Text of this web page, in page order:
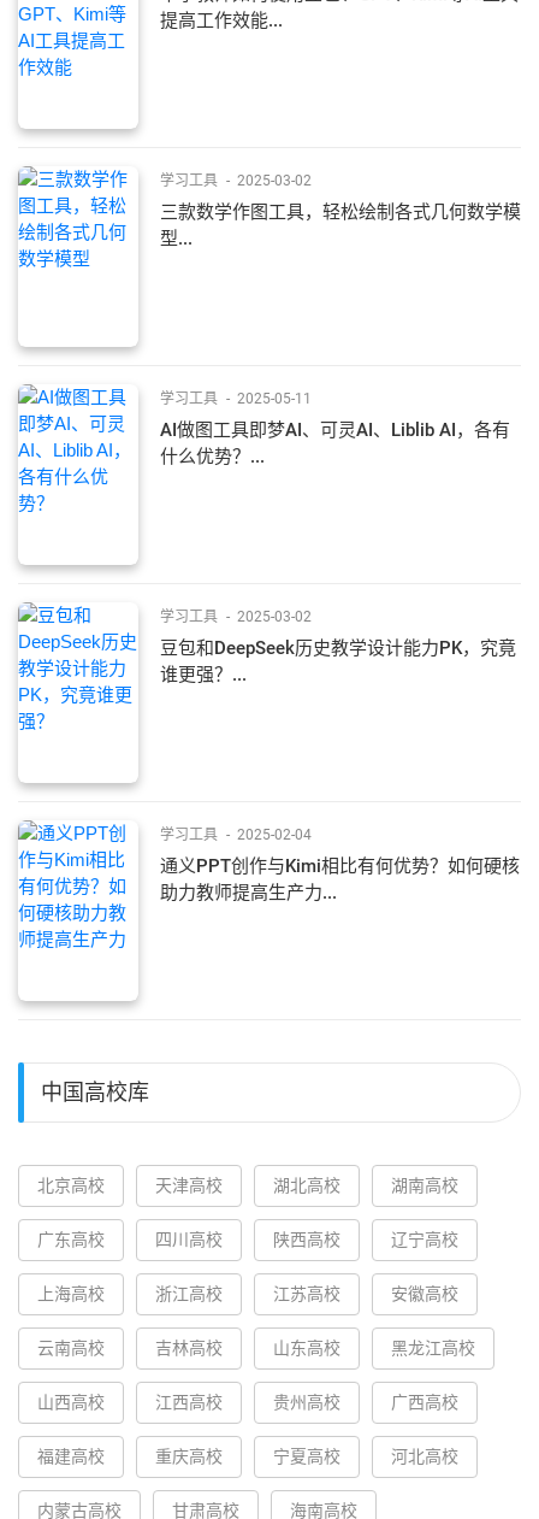
提高工作效能...
学习工具 - 2025-03-02
三款数学作图工具，轻松绘制各式几何数学模
型...
学习工具 - 2025-05-11
AI做图工具即梦AI、可灵AI、Liblib AI，各有
什么优势？...
学习工具 - 2025-03-02
豆包和DeepSeek历史教学设计能力PK，究竟
谁更强？...
学习工具 - 2025-02-04
通义PPT创作与Kimi相比有何优势？如何硬核
助力教师提高生产力...
中国高校库
北京高校 天津高校 湖北高校 湖南高校
广东高校 四川高校 陕西高校 辽宁高校
上海高校 浙江高校 江苏高校 安徽高校
云南高校 吉林高校 山东高校 黑龙江高校
山西高校 江西高校 贵州高校 广西高校
福建高校 重庆高校 宁夏高校 河北高校
内蒙古高校 甘肃高校 海南高校